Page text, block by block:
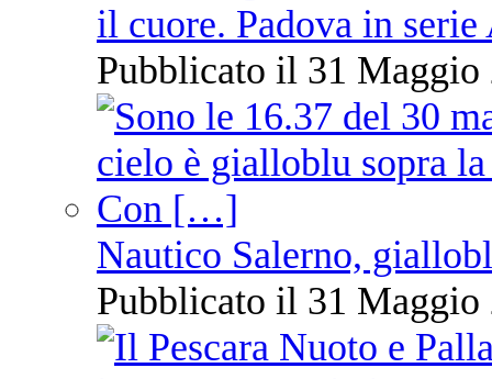
il cuore. Padova in serie
Pubblicato il 31 Maggio
Nautico Salerno,
Pubblicato il 31 Maggio